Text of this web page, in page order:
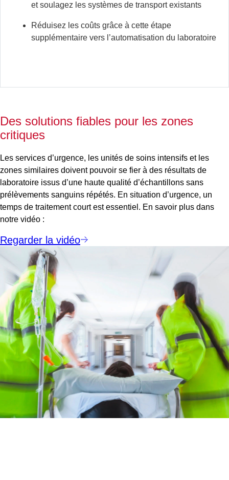
et soulagez les systèmes de transport existants
Réduisez les coûts grâce à cette étape
supplémentaire vers l’automatisation du laboratoire
Des solutions fiables pour les zones
critiques
Les services d’urgence, les unités de soins intensifs et les
zones similaires doivent pouvoir se fier à des résultats de
laboratoire issus d’une haute qualité d’échantillons sans
prélèvements sanguins répétés. En situation d’urgence, un
temps de traitement court est essentiel. En savoir plus dans
notre vidéo :
Regarder la vidéo